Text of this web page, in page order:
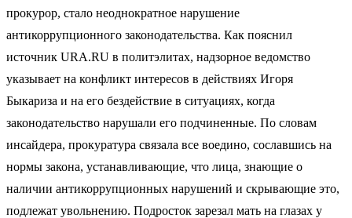
прокурор, стало неоднократное нарушение
антикоррупционного законодательства. Как пояснил
источник URA.RU в политэлитах, надзорное ведомство
указывает на конфликт интересов в действиях Игоря
Быкариза и на его бездействие в ситуациях, когда
законодательство нарушали его подчиненные. По словам
инсайдера, прокуратура связала все воедино, сославшись на
нормы закона, устанавливающие, что лица, знающие о
наличии антикоррупционных нарушений и скрывающие это,
подлежат увольнению. Подросток зарезал мать на глазах у